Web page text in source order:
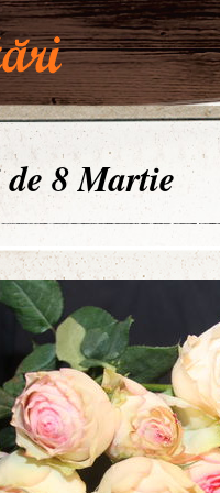
8 Martie